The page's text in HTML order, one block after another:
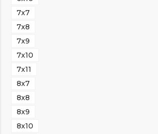
7х7
7х8
7х9
7х10
7х11
8х7
8х8
8х9
8х10